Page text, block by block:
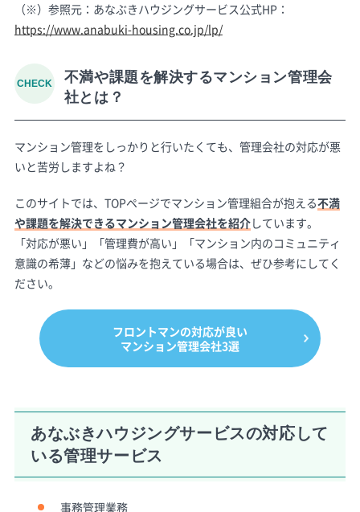
（※）参照元：あなぶきハウジングサービス公式HP：
https://www.anabuki-housing.co.jp/lp/
不満や課題を解決するマンション管理会
社とは？
マンション管理をしっかりと行いたくても、管理会社の対応が悪
いと苦労しますよね？
このサイトでは、TOPページでマンション管理組合が抱える不満
や課題を解決できるマンション管理会社を紹介しています。
「対応が悪い」「管理費が高い」「マンション内のコミュニティ
意識の希薄」などの悩みを抱えている場合は、ぜひ参考にしてく
ださい。
フロントマンの対応が良い
マンション管理会社3選
あなぶきハウジングサービスの対応して
いる管理サービス
事務管理業務